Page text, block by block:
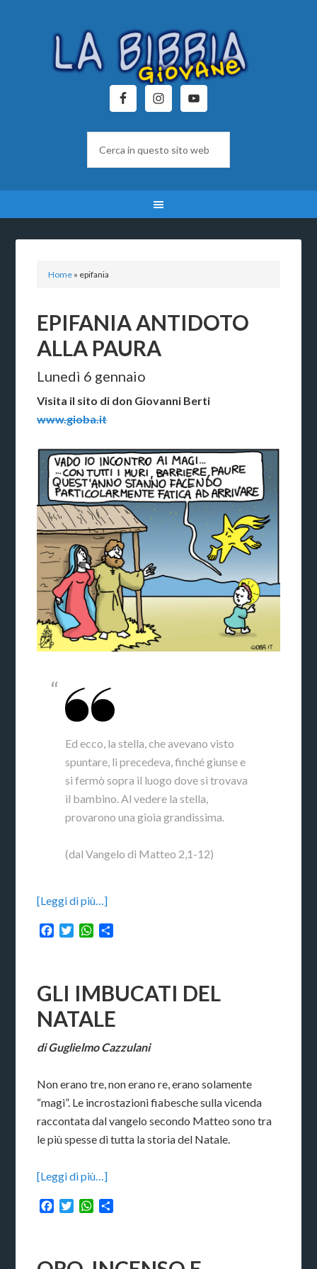
Home » epifania
EPIFANIA ANTIDOTO
ALLA PAURA
Lunedì 6 gennaio
Visita il sito di don Giovanni Berti
www.gioba.it
Ed ecco, la stella, che avevano visto
spuntare, li precedeva, finché giunse e
si fermò sopra il luogo dove si trovava
il bambino. Al vedere la stella,
provarono una gioia grandissima.
(dal Vangelo di Matteo 2,1-12)
[Leggi di più…]
Facebook
TwitterWhatsApp
GLI IMBUCATI DEL
NATALE
di Guglielmo Cazzulani
Non erano tre, non erano re, erano solamente
“magi”. Le incrostazioni fiabesche sulla vicenda
raccontata dal vangelo secondo Matteo sono tra
le più spesse di tutta la storia del Natale.
[Leggi di più…]
Facebook
TwitterWhatsApp